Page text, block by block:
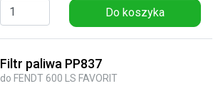
Do koszyka
Filtr paliwa PP837
do FENDT 600 LS FAVORIT